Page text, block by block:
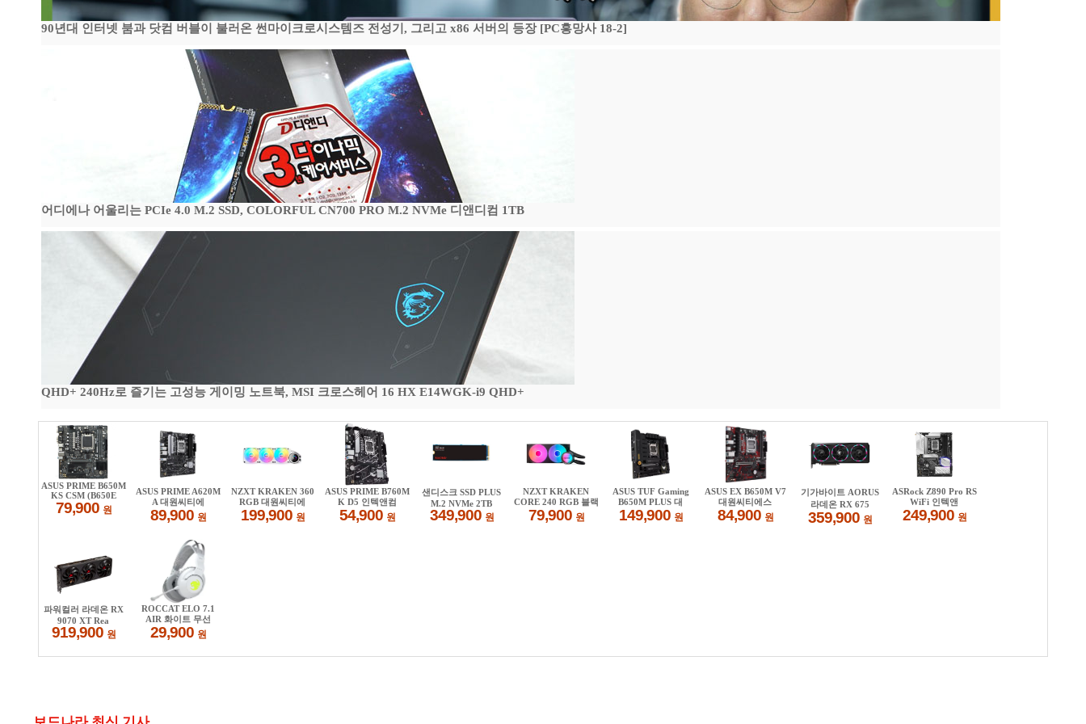
90년대 인터넷 붐과 닷컴 버블이 불러온 썬마이크로시스템즈 전성기, 그리고 x86 서버의 등장 [PC흥망사 18-2]
어디에나 어울리는 PCIe 4.0 M.2 SSD, COLORFUL CN700 PRO M.2 NVMe 디앤디컴 1TB
QHD+ 240Hz로 즐기는 고성능 게이밍 노트북, MSI 크로스헤어 16 HX E14WGK-i9 QHD+